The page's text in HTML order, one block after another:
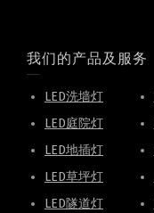
我们的产品及服务
LED洗墙灯
LED庭院灯
LED地插灯
LED草坪灯
LED隧道灯